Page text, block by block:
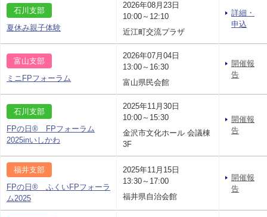
石川支部
夏休み親子体験
2026年08月23日
10:00～12:10
近江町交流プラザ
詳細・
申込
富山支部
ミニFPフォーラム
2026年07月04日
13:00～16:30
富山県民会館
開催報
告
石川支部
FPの日® FPフォーラム
2025inいしかわ
2025年11月30日
10:00～15:30
金沢市文化ホール 会議棟
3F
開催報
告
福井支部
FPの日® ふくいFPフォーラ
ム2025
2025年11月15日
13:30～17:00
福井県自治会館
開催報
告